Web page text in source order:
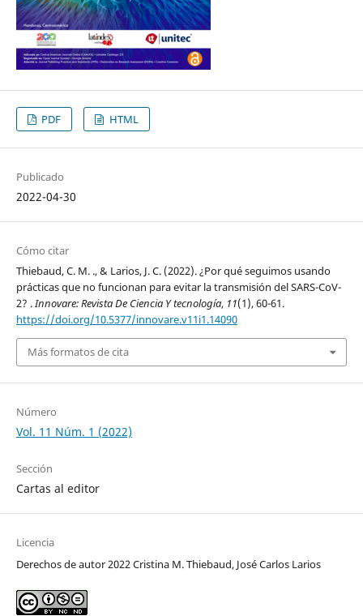
PDF HTML
Publicado
2022-04-30
Cómo citar
Thiebaud, C. M. ., & Larios, J. C. (2022). ¿Por qué seguimos usando
prácticas que no funcionan para evitar la transmisión del SARS-CoV-
2? .Innovare: Revista De Ciencia Y tecnología, 11(1), 60-61.
https://doi.org/10.5377/innovare.v11i1.14090
Más formatos de cita
Número
Vol. 11 Núm. 1 (2022)
Sección
Cartas al editor
Licencia
Derechos de autor 2022 Cristina M. Thiebaud, José Carlos Larios